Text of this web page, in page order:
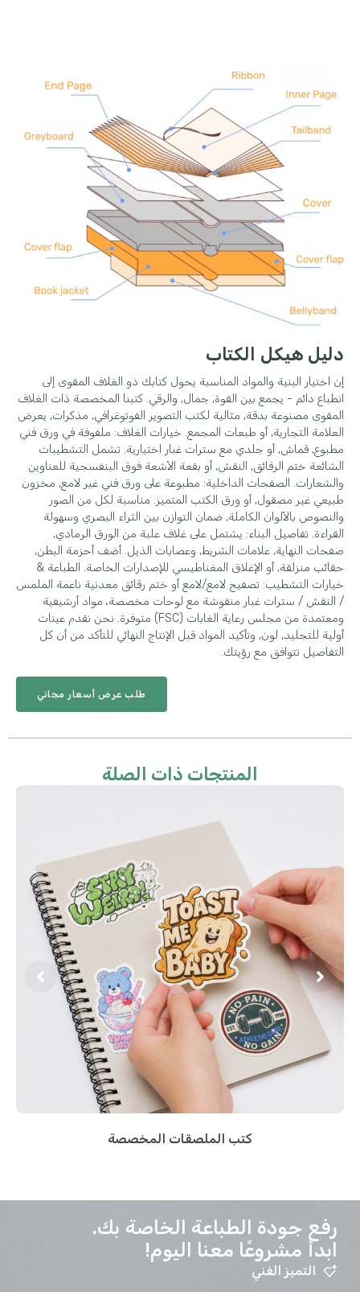
دليل هيكل الكتاب
إن اختيار البنية والمواد المناسبة يحول كتابك ذو الغلاف المقوى إلى
انطباع دائم - يجمع بين القوة, جمال, والرقي. كتبنا المخصصة ذات الغلاف
المقوى مصنوعة بدقة, مثالية لكتب التصوير الفوتوغرافي, مذكرات, يعرض
العلامة التجارية, أو طبعات المجمع. خيارات الغلاف: ملفوفة في ورق فني
مطبوع, قماش, أو جلدي مع سترات غبار اختيارية. تشمل التشطيبات
الشائعة ختم الرقائق, النقش, أو بقعة الأشعة فوق البنفسجية للعناوين
والشعارات. الصفحات الداخلية: مطبوعة على ورق فني غير لامع, مخزون
طبيعي غير مصقول, أو ورق الكتب المتميز. مناسبة لكل من الصور
والنصوص بالألوان الكاملة, ضمان التوازن بين الثراء البصري وسهولة
القراءة. تفاصيل البناء: يشتمل على غلاف علبة من الورق الرمادي,
صفحات النهاية, علامات الشريط, وعصابات الذيل. أضف أحزمة البطن,
حقائب منزلقة, أو الإغلاق المغناطيسي للإصدارات الخاصة. الطباعة &
خيارات التشطيب: تصفيح لامع/لامع أو ختم رقائق معدنية ناعمة الملمس
/ النقش / سترات غبار منقوشة مع لوحات مخصصة، مواد أرشيفية
ومعتمدة من مجلس رعاية الغابات (FSC) متوفرة. نحن نقدم عينات
أولية للتجليد, لون, وتأكيد المواد قبل الإنتاج النهائي للتأكد من أن كل
التفاصيل تتوافق مع رؤيتك.
طلب عرض أسعار مجاني
المنتجات ذات الصلة
كتب الملصقات المخصصة
رفع جودة الطباعة الخاصة بك.
ابدأ مشروعًا معنا اليوم!
التميز الفني